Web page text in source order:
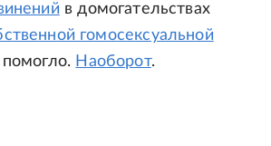
в домогательствах
гомосексуальной
помогло. Наоборот.